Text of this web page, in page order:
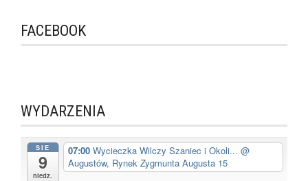
FACEBOOK
WYDARZENIA
SIE
9
niedz.
07:00 Wycieczka Wilczy Szaniec i Okoli... @
Augustów, Rynek Zygmunta Augusta 15